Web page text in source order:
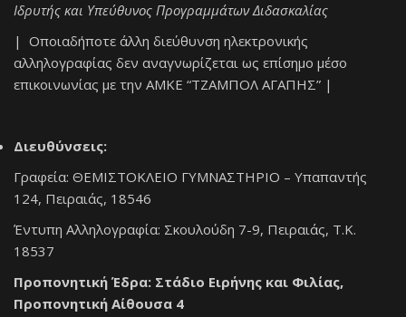
Ιδρυτής και Υπεύθυνος Προγραμμάτων Διδασκαλίας
| Οποιαδήποτε άλλη διεύθυνση ηλεκτρονικής
αλληλογραφίας δεν αναγνωρίζεται ως επίσημο μέσο
επικοινωνίας με την ΑΜΚΕ “ΤΖΑΜΠΟΛ ΑΓΑΠΗΣ” |
Διευθύνσεις:
Γραφεία: ΘΕΜΙΣΤΟΚΛΕΙΟ ΓΥΜΝΑΣΤΗΡΙΟ – Υπαπαντής
124, Πειραιάς, 18546
Έντυπη Αλληλογραφία: Σκουλούδη 7-9, Πειραιάς, Τ.Κ.
18537
Προπονητική Έδρα: Στάδιο Ειρήνης και Φιλίας,
Προπονητική Αίθουσα 4